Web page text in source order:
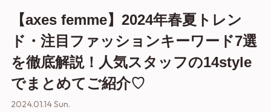
【axes femme】2024年春夏トレン
ド・注目ファッションキーワード7選
を徹底解説！人気スタッフの14style
でまとめてご紹介♡
2024.01.14 Sun.